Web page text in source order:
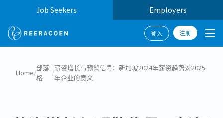
Job Seekers Employers
登入 注册
Home/
部落
格
/
薪资增长与预警信号：新加坡2024年薪资趋势对2025
年企业的意义